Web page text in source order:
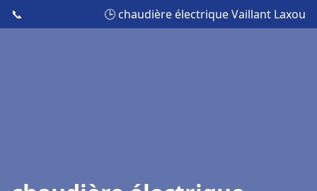
📞 🕒 chaudière électrique Vaillant Laxou